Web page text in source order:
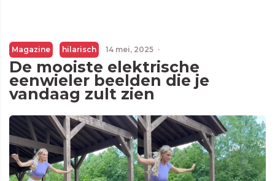
Magazine hilarisch 14 mei, 2025 ·
De mooiste elektrische
eenwieler beelden die je
vandaag zult zien